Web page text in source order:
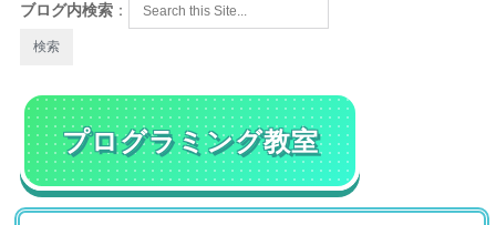
ブログ内検索 ：
プログラミング教室